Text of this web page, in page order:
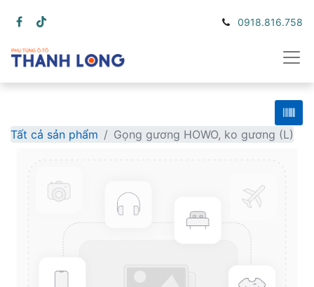
0918.816.758
Tất cả sản phẩm Gọng gương HOWO, ko gương (L)